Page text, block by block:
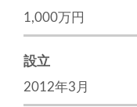
1,000万円
設立
2012年3月